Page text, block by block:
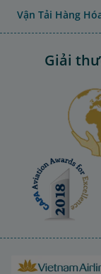
Vận Tải Hàng
Giải